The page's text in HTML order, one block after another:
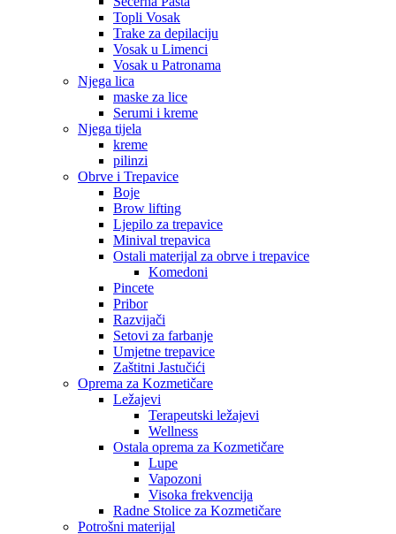
Topli Vosak
Trake za depilaciju
Vosak u Limenci
Vosak u Patronama
Njega lica
maske za lice
Serumi i kreme
Njega tijela
kreme
pilinzi
Obrve i Trepavice
Boje
Brow lifting
Ljepilo za trepavice
Minival trepavica
Ostali materijal za obrve i trepavice
Komedoni
Pincete
Pribor
Razvijači
Setovi za farbanje
Umjetne trepavice
Zaštitni Jastučići
Oprema za Kozmetičare
Ležajevi
Terapeutski ležajevi
Wellness
Ostala oprema za Kozmetičare
Lupe
Vapozoni
Visoka frekvencija
Radne Stolice za Kozmetičare
Potrošni materijal